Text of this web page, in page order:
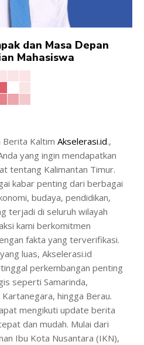
dan Masa Depan
Mahasiswa
Berita Kaltim Akselerasi.id.,
yang ingin mendapatkan
tentang Kalimantan Timur.
kabar penting dari berbagai
budaya, pendidikan,
terjadi di seluruh wilayah
kami berkomitmen
fakta yang terverifikasi.
luas, Akselerasi.id
perkembangan penting
seperti Samarinda,
hingga Berau.
mengikuti update berita
dan mudah. Mulai dari
Ibu Kota Nusantara (IKN),